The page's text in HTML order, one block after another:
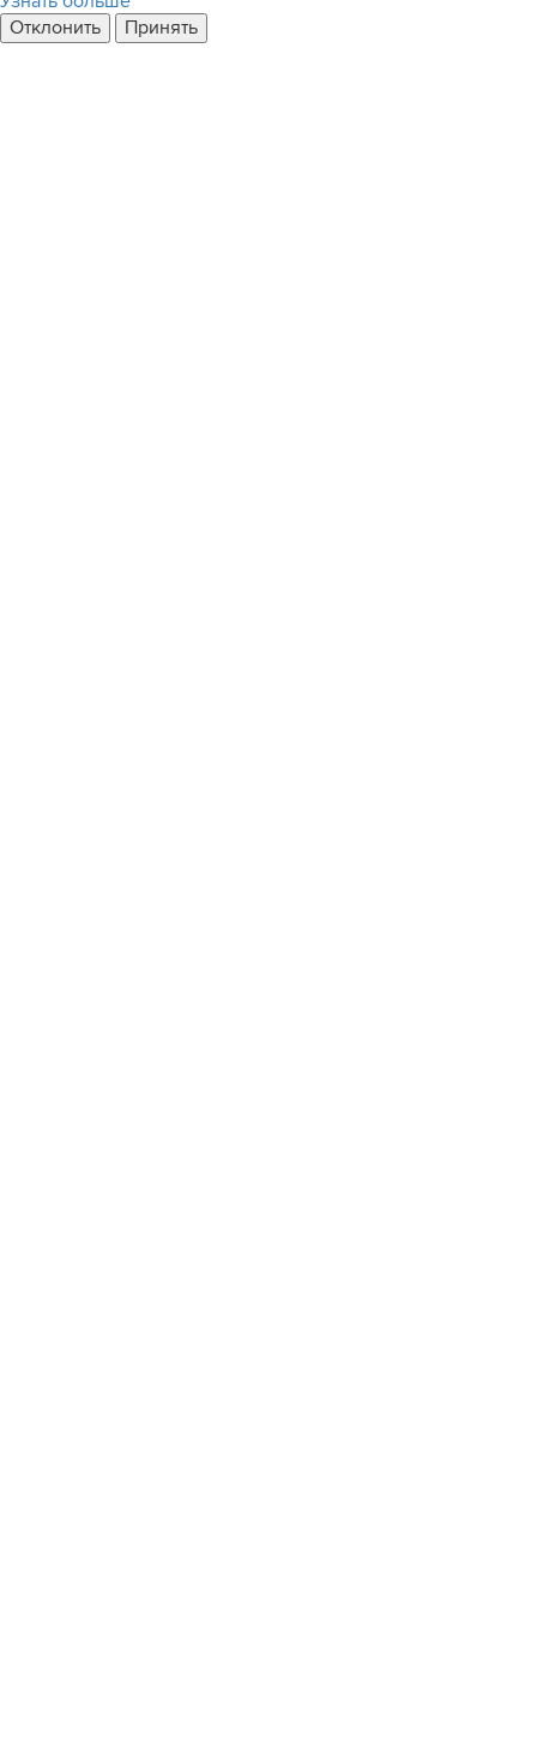
Отклонить
Принять